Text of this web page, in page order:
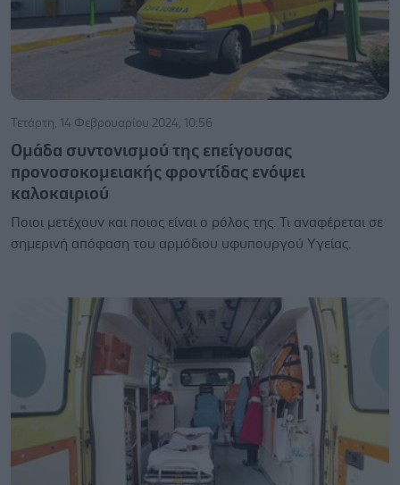
Τετάρτη, 14 Φεβρουαρίου 2024, 10:56
Ομάδα συντονισμού της επείγουσας
προνοσοκομειακής φροντίδας ενόψει
καλοκαιριού
Ποιοι μετέχουν και ποιος είναι ο ρόλος της. Τι αναφέρεται σε
σημερινή απόφαση του αρμόδιου υφυπουργού Υγείας.